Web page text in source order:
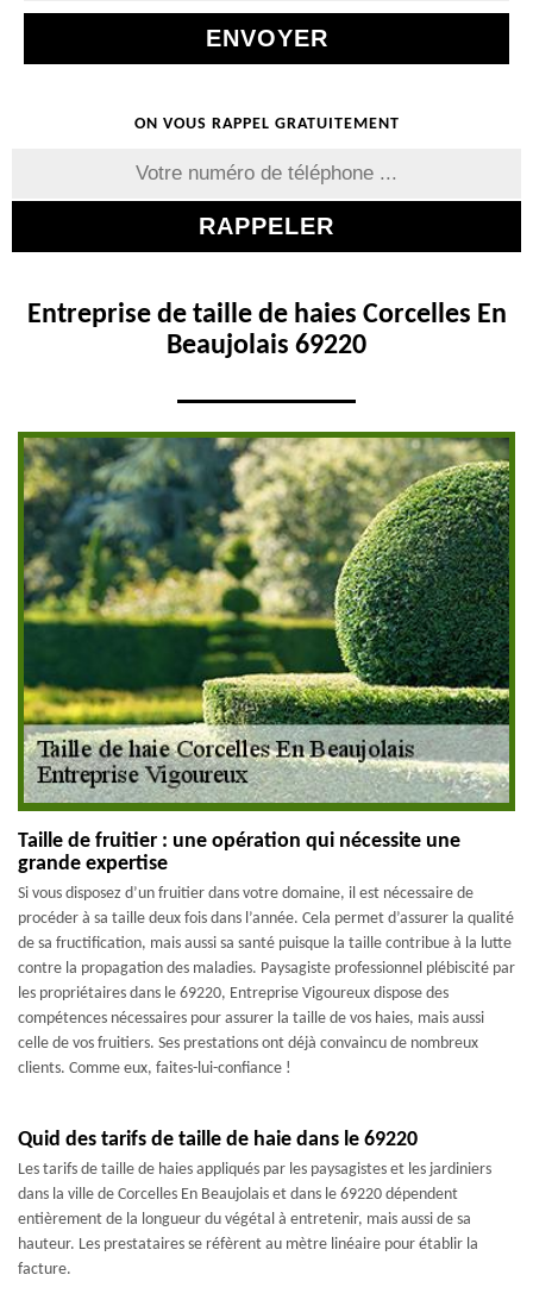
ON VOUS RAPPEL GRATUITEMENT
Entreprise de taille de haies Corcelles En
Beaujolais 69220
Taille de fruitier : une opération qui nécessite une
grande expertise
Si vous disposez d’un fruitier dans votre domaine, il est nécessaire de
procéder à sa taille deux fois dans l’année. Cela permet d’assurer la qualité
de sa fructification, mais aussi sa santé puisque la taille contribue à la lutte
contre la propagation des maladies. Paysagiste professionnel plébiscité par
les propriétaires dans le 69220, Entreprise Vigoureux dispose des
compétences nécessaires pour assurer la taille de vos haies, mais aussi
celle de vos fruitiers. Ses prestations ont déjà convaincu de nombreux
clients. Comme eux, faites-lui-confiance !
Quid des tarifs de taille de haie dans le 69220
Les tarifs de taille de haies appliqués par les paysagistes et les jardiniers
dans la ville de Corcelles En Beaujolais et dans le 69220 dépendent
entièrement de la longueur du végétal à entretenir, mais aussi de sa
hauteur. Les prestataires se réfèrent au mètre linéaire pour établir la
facture.